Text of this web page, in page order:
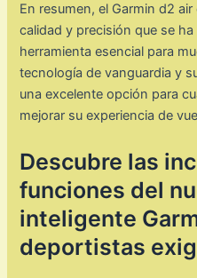
En resumen, el Garmin d2
calidad y precisión que se
herramienta esencial para
tecnología de vanguardia y
una excelente opción para
mejorar su experiencia de
Descubre las
funciones del
inteligente
deportistas